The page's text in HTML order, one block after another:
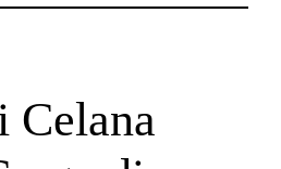
Celana